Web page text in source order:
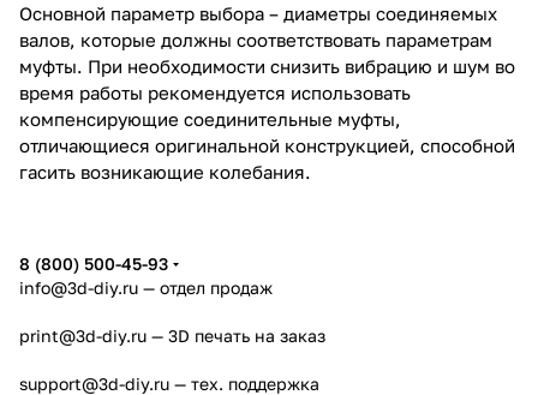
Основной параметр выбора – диаметры соединяемых
валов, которые должны соответствовать параметрам
муфты. При необходимости снизить вибрацию и шум во
время работы рекомендуется использовать
компенсирующие соединительные муфты,
отличающиеся оригинальной конструкцией, способной
гасить возникающие колебания.
8 (800) 500-45-93
info@3d-diy.ru — отдел продаж
print@3d-diy.ru — 3D печать на заказ
support@3d-diy.ru — тех. поддержка